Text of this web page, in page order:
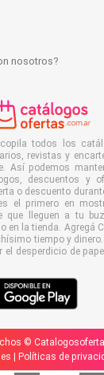
nosotros?
todos los
revistas y
Así podemos
descuentos y
o descuento
el primero en
que lleguen a tu
en la tienda. Agregá
tiempo y
desperdicio de
©
Políticas de